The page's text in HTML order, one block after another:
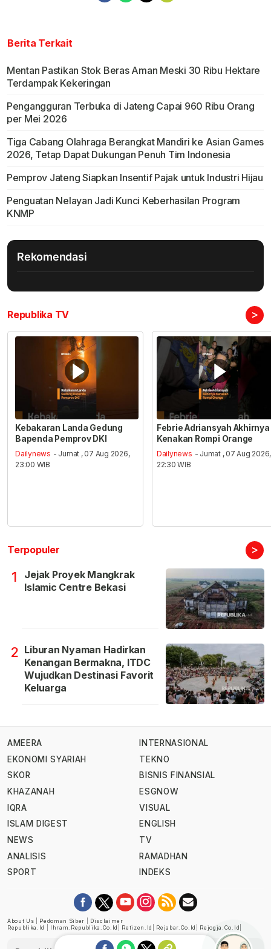
Berita Terkait
Mentan Pastikan Stok Beras Aman Meski 30 Ribu Hektare
Terdampak Kekeringan
Pengangguran Terbuka di Jateng Capai 960 Ribu Orang
per Mei 2026
Tiga Cabang Olahraga Berangkat Mandiri ke Asian Games
2026, Tetap Dapat Dukungan Penuh Tim Indonesia
Pemprov Jateng Siapkan Insentif Pajak untuk Industri Hijau
Penguatan Nelayan Jadi Kunci Keberhasilan Program
KNMP
Rekomendasi
Republika TV >
Kebakaran Landa Gedung
Bapenda Pemprov DKI
Dailynews - Jumat , 07 Aug 2026,
23:00 WIB
Febrie Adriansyah Akhirnya
Kenakan Rompi Orange
Dailynews - Jumat , 07 Aug 2026,
22:30 WIB
Terpopuler >
1
Jejak Proyek Mangkrak
Islamic Centre Bekasi
2 Liburan Nyaman Hadirkan
Kenangan Bermakna, ITDC
Wujudkan Destinasi Favorit
Keluarga
AMEERA
EKONOMI SYARIAH
SKOR
KHAZANAH
IQRA
ISLAM DIGEST
NEWS
ANALISIS
SPORT
INTERNASIONAL
TEKNO
BISNIS FINANSIAL
ESGNOW
VISUAL
ENGLISH
TV
RAMADHAN
INDEKS
About Us Pedoman Siber
Disclaimer
Republika.id
Ihram.republika.co.id Retizen.id Rejabar.co.id Rejogja.co.id